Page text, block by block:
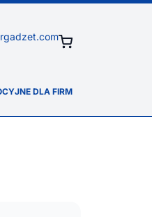
DLA FIRM